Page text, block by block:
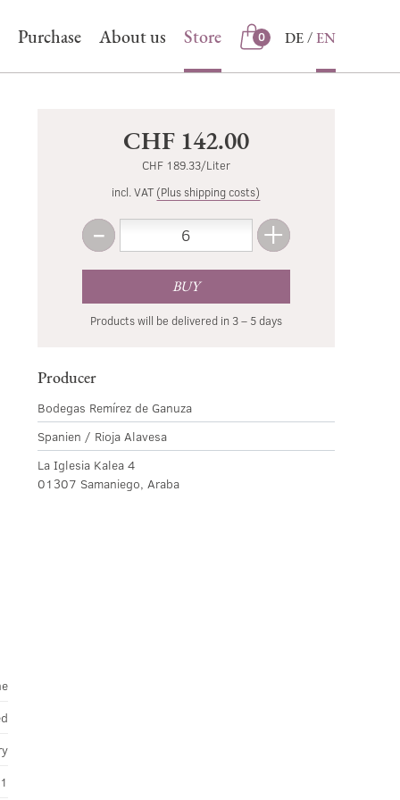
Store
0
Purchase About us Store DE EN
CHF 142.00
CHF 189.33/Liter
incl. VAT (Plus shipping costs)
-Less +More
BUY
Products will be delivered in 3 – 5 days
Producer
Bodegas Remírez de Ganuza
Spanien / Rioja Alavesa
La Iglesia Kalea 4
01307 Samaniego, Araba